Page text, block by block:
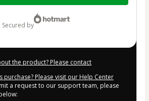
secured by
the product? Please contact
purchase? Please visit our Help Center
a request to our support team, please